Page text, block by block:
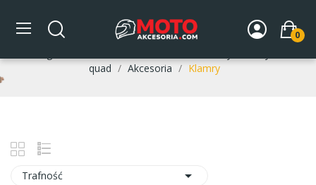
0
Klamry
quad
Akcesoria Klamry
Trafność 